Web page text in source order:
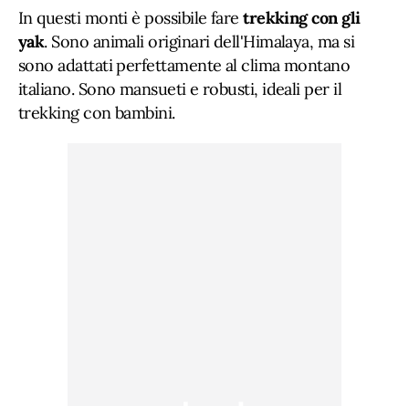
In questi monti è possibile faretrekking con gli
yak. Sono animali originari dell'Himalaya, ma si
sono adattati perfettamente al clima montano
italiano. Sono mansueti e robusti, ideali per il
trekking con bambini.